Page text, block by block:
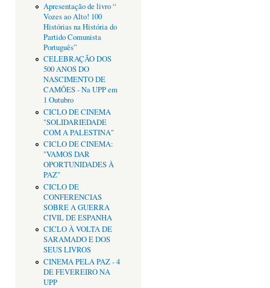
Apresentação de livro “
Vozes ao Alto! 100
Histórias na História do
Partido Comunista
Português”
CELEBRAÇÃO DOS
500 ANOS DO
NASCIMENTO DE
CAMÕES - Na UPP em
1 Outubro
CICLO DE CINEMA
"SOLIDARIEDADE
COM A PALESTINA"
CICLO DE CINEMA:
"VAMOS DAR
OPORTUNIDADES À
PAZ"
CICLO DE
CONFERENCIAS
SOBRE A GUERRA
CIVIL DE ESPANHA
CICLO À VOLTA DE
SARAMADO E DOS
SEUS LIVROS
CINEMA PELA PAZ - 4
DE FEVEREIRO NA
UPP